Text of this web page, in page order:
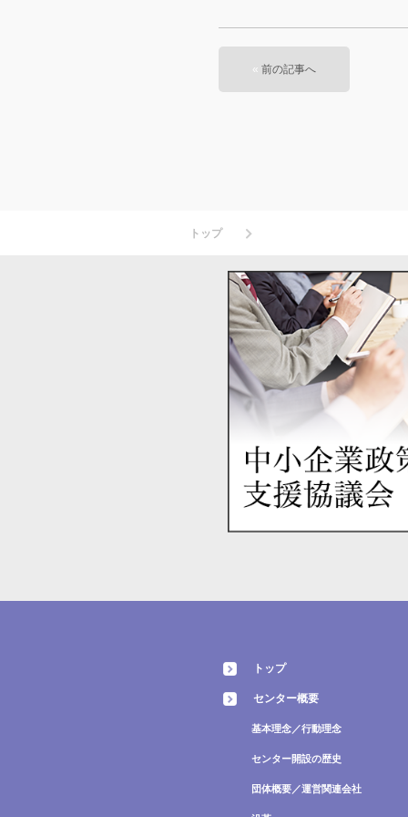
« 前の記事へ
トップ
トップ
センター概要
基本理念／行動理念
センター開設の歴史
団体概要／運営関連会社